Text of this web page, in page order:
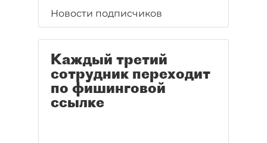
Новости подписчиков
Каждый третий
сотрудник переходит
по фишинговой
ссылке